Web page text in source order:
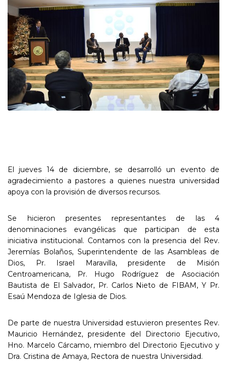
El jueves 14 de diciembre, se desarrolló un evento de
agradecimiento a pastores a quienes nuestra universidad
apoya con la provisión de diversos recursos.
Se hicieron presentes representantes de las 4
denominaciones evangélicas que participan de esta
iniciativa institucional. Contamos con la presencia del Rev.
Jeremías Bolaños, Superintendente de las Asambleas de
Dios, Pr. Israel Maravilla, presidente de Misión
Centroamericana, Pr. Hugo Rodríguez de Asociación
Bautista de El Salvador, Pr. Carlos Nieto de FIBAM, Y Pr.
Esaú Mendoza de Iglesia de Dios.
De parte de nuestra Universidad estuvieron presentes Rev.
Mauricio Hernández, presidente del Directorio Ejecutivo,
Hno. Marcelo Cárcamo, miembro del Directorio Ejecutivo y
Dra. Cristina de Amaya, Rectora de nuestra Universidad.